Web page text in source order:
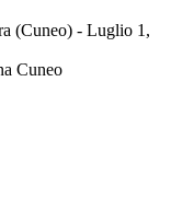
(Cuneo) - Luglio 1,
Cuneo